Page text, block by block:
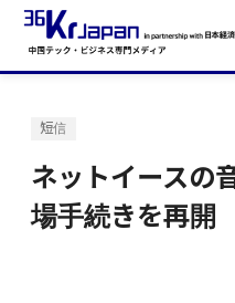
短信
ネットイースの
場手続きを再開